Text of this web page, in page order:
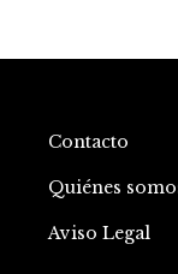
Contacto
Quiénes
Aviso Legal